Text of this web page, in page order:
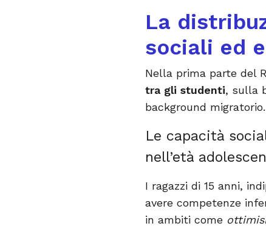
La
sociali ed
Nella prima parte del
tra gli studenti, sulla
background migratorio.
Le capacità
nell’età
I ragazzi di 15 anni,
avere competenze
in ambiti come